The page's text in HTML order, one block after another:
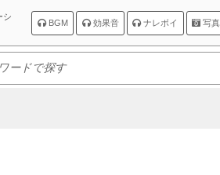
シ
BGM 効果音 ナレボイ 写真